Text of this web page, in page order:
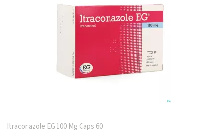
Itraconazole EG 100 Mg Caps 60